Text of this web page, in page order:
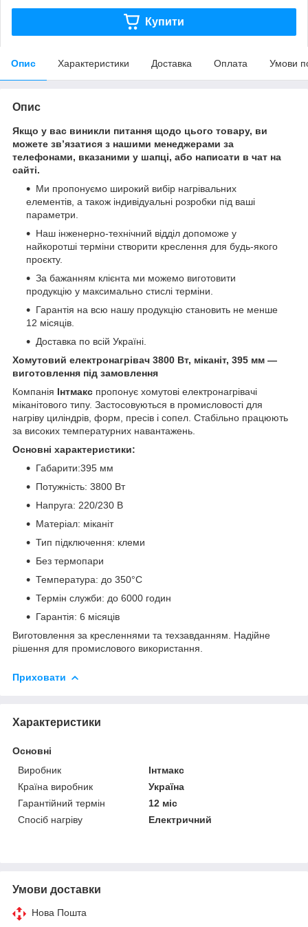
Купити
Опис Характеристики Доставка Оплата Умови
Опис
Якщо у вас виникли питання щодо цього товару, ви
можете зв’язатися з нашими менеджерами за
телефонами, вказаними у шапці, або написати в чат на
сайті.
Ми пропонуємо широкий вибір нагрівальних
елементів, а також індивідуальні розробки під ваші
параметри.
Наш інженерно-технічний відділ допоможе у
найкоротші терміни створити креслення для будь-якого
проєкту.
За бажанням клієнта ми можемо виготовити
продукцію у максимально стислі терміни.
Гарантія на всю нашу продукцію становить не менше
12 місяців.
Доставка по всій Україні.
Хомутовий електронагрівач 3800 Вт, міканіт, 395 мм —
виготовлення під замовлення
Компанія Інтмакс пропонує хомутові електронагрівачі
міканітового типу. Застосовуються в промисловості для
нагріву циліндрів, форм, пресів і сопел. Стабільно працюють
за високих температурних навантажень.
Основні характеристики:
Габарити:395 мм
Потужність: 3800 Вт
Напруга: 220/230 В
Матеріал: міканіт
Тип підключення: клеми
Без термопари
Температура: до 350°C
Термін служби: до 6000 годин
Гарантія: 6 місяців
Виготовлення за кресленнями та техзавданням. Надійне
рішення для промислового використання.
Приховати
Характеристики
Основні
Виробник
Інтмакс
Країна виробник
Україна
Гарантійний термін
12 міс
Спосіб нагріву
Електричний
Умови доставки
Нова Пошта